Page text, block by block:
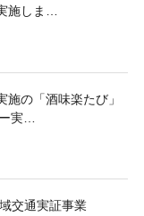
施しま…
施の「酒味楽たび」
実…
交通実証事業